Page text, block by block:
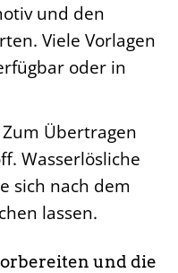
und den
Viele Vorlagen
oder in
Zum Übertragen
Wasserlösliche
sich nach dem
lassen.
und die